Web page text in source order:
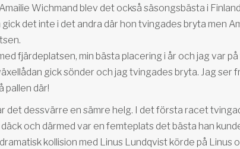
Wichmand blev det också säsongsbästa i
det inte i det andra där hon tvingades bryta men
fjärdeplatsen, min bästa placering i år och jag var
gick sönder och jag tvingades bryta. Jag ser
pallen där!
det dessvärre en sämre helg. I det första racet
och därmed var en femteplats det bästa han
kollision med Linus Lundqvist körde på Linus